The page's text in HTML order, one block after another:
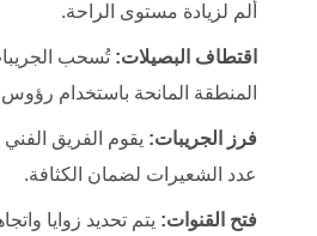
ألم لزيادة مستوى الراحة.
اقتطاف البصيلات: تُسحب
المنطقة المانحة باستخدام
فرز الجريبات: يقوم الفريق
عدد الشعيرات لضمان الكثافة.
فتح القنوات: يتم تحديد زوايا